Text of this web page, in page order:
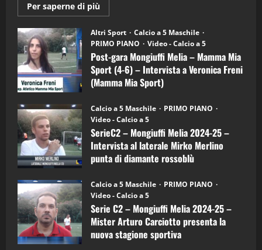
Per saperne di più
informazioni
Post-
gara
Mongiuffi
Melia
–
Mamma
Mia
Sport
6)
–
Intervista
a
mister
Arturo
Carciotto
(Mongiuffi
Altri Sport
Calcio a 5 Maschile
PRIMO PIANO
Video - Calcio a 5
Post-gara Mongiuffi Melia – Mamma Mia
Sport (4-6) – Intervista a Veronica Freni
(Mamma Mia Sport)
Calcio a 5 Maschile
PRIMO PIANO
Video - Calcio a 5
SerieC2 – Mongiuffi Melia 2024-25 –
Intervista al laterale Mirko Merlino
punta di diamante rossoblù
Calcio a 5 Maschile
PRIMO PIANO
Video - Calcio a 5
Serie C2 – Mongiuffi Melia 2024-25 –
Mister Arturo Carciotto presenta la
nuova stagione sportiva
3
"SportEmpire" in Podcast
“SportEmpire” in Podcast: 28^ Puntata
(Martedi 21 Aprile 2026)
21/04/2026
4
“SportEmpire” in Podcast: 27^ Puntata
(Martedi 14 Aprile 2026)
15/04/2026
5
“SportEmpire” in Podcast: 26^ Puntata
(Martedi 07 Aprile 2026)
08/04/2026